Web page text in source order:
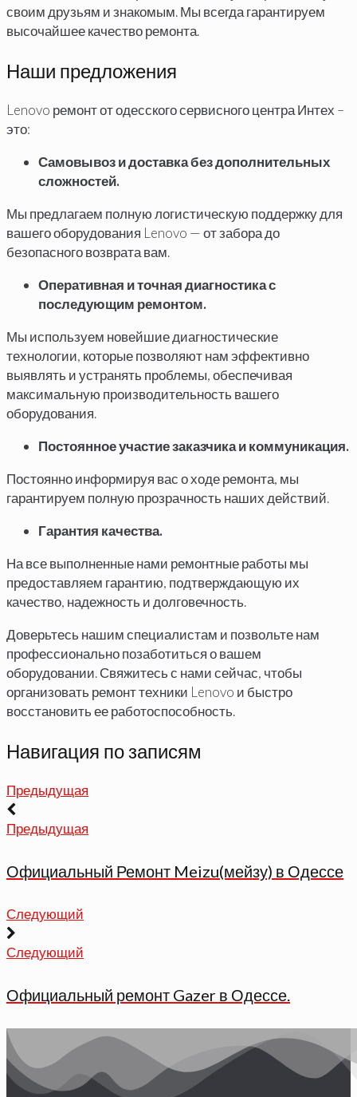
своим друзьям и знакомым. Мы всегда гарантируем
высочайшее качество ремонта.
Наши предложения
Lenovo ремонт от одесского сервисного центра Интех –
это:
Самовывоз и доставка без дополнительных
сложностей.
Мы предлагаем полную логистическую поддержку для
вашего оборудования Lenovo — от забора до
безопасного возврата вам.
Оперативная и точная диагностика с
последующим ремонтом.
Мы используем новейшие диагностические
технологии, которые позволяют нам эффективно
выявлять и устранять проблемы, обеспечивая
максимальную производительность вашего
оборудования.
Постоянное участие заказчика и коммуникация.
Постоянно информируя вас о ходе ремонта, мы
гарантируем полную прозрачность наших действий.
Гарантия качества.
На все выполненные нами ремонтные работы мы
предоставляем гарантию, подтверждающую их
качество, надежность и долговечность.
Доверьтесь нашим специалистам и позвольте нам
профессионально позаботиться о вашем
оборудовании. Свяжитесь с нами сейчас, чтобы
организовать ремонт техники Lenovo и быстро
восстановить ее работоспособность.
Навигация по записям
Предыдущая
Предыдущая
Официальный Ремонт Meizu(мейзу) в Одессе
Следующий
Следующий
Официальный ремонт Gazer в Одессе.